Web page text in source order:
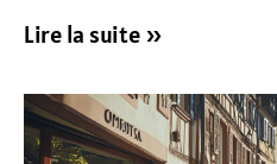
Lire la suite »